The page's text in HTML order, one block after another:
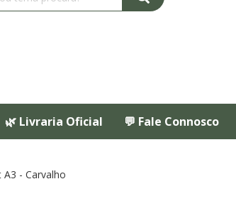
🌿 Livraria Oficial 💬 Fale Connosco
- Carvalho